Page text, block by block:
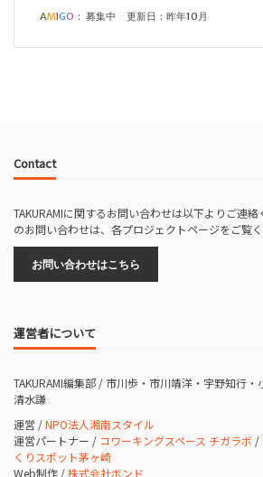
AMIGO ： 募集中 更新日：昨年10月
Contact
TAKURAMIに関するお問い合わせは以下よりご連
のお問い合わせは、各プロジェクトページをご覧く
お問い合わせはこちら
運営者について
TAKURAMI編集部 / 市川歩・市川靖洋・宇野知行・
清水謙
運営 /NPO法人湘南スタイル
運営パートナー / コワーキングスペース チガラボ /
くりスポット茅ヶ崎
Web制作 /株式会社ボンド